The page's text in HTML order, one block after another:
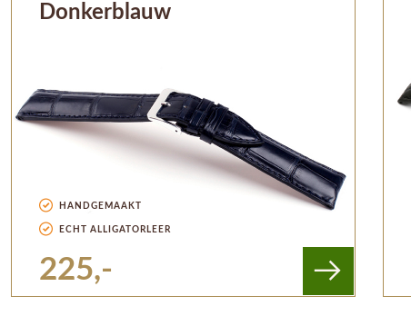
Donkerblauw
HANDGEMAAKT
ECHT ALLIGATORLEER
225,-